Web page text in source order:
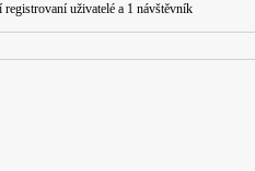
uživatelé a 1 návštěvník